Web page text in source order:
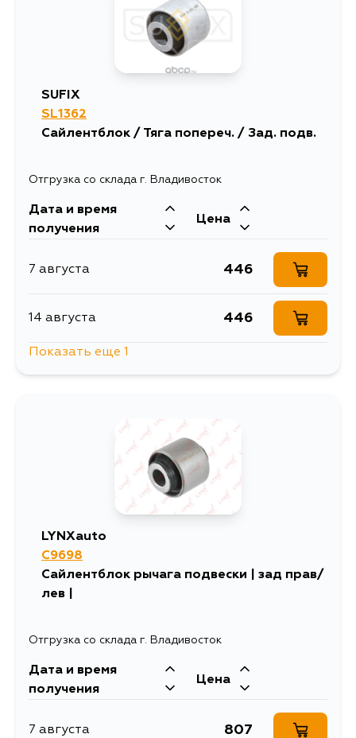
1928
15 августа
SUFIX
SL1362
Сайлентблок / Тяга попереч. / Зад. подв.
Отгрузка со склада г. Владивосток
Дата и время
получения
Цена
7 августа 446
14 августа 446
Показать еще 1
LYNXauto
C9698
Сайлентблок рычага подвески | зад прав/
лев |
Отгрузка со склада г. Владивосток
Дата и время
получения
Цена
7 августа 807